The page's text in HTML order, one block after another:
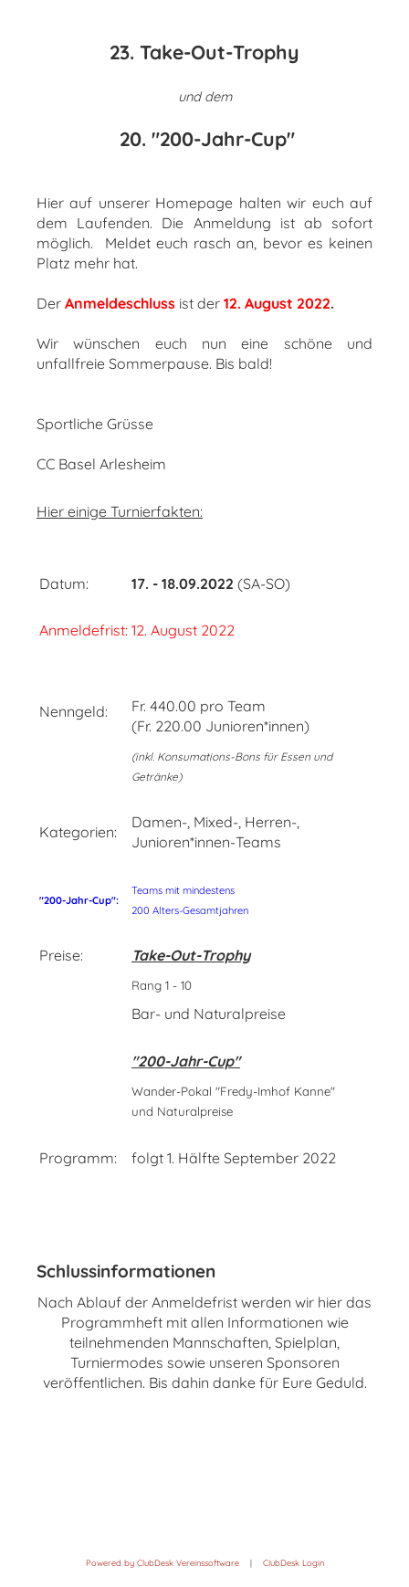
23. Take-Out-Trophy
und dem
20. "200-Jahr-Cup"
Hier auf unserer Homepage halten wir euch auf
dem Laufenden. Die Anmeldung ist ab sofort
möglich. Meldet euch rasch an, bevor es keinen
Platz mehr hat.
Der Anmeldeschluss ist der 12. August 2022.
Wir wünschen euch nun eine schöne und
unfallfreie Sommerpause. Bis bald!
Sportliche Grüsse
CC Basel Arlesheim
Hier einige Turnierfakten:
Datum: 17. - 18.09.2022 (SA-SO)
Anmeldefrist: 12. August 2022
Nenngeld:
Fr. 440.00 pro Team
(Fr. 220.00 Junioren*innen)
(inkl. Konsumations-Bons für Essen und
Getränke)
Kategorien:
Damen-, Mixed-, Herren-,
Junioren*innen-Teams
"200-Jahr-Cup":
Teams mit mindestens
200 Alters-Gesamtjahren
Preise: Take-Out-Trophy
Rang 1 - 10
Bar- und Naturalpreise
"200-Jahr-Cup"
Wander-Pokal "Fredy-Imhof Kanne"
und Naturalpreise
Programm: folgt 1. Hälfte September 2022
Schlussinformationen
Nach Ablauf der Anmeldefrist werden wir hier das
Programmheft mit allen Informationen wie
teilnehmenden Mannschaften, Spielplan,
Turniermodes sowie unseren Sponsoren
veröffentlichen. Bis dahin danke für Eure Geduld.
Powered by ClubDesk Vereinssoftware| ClubDesk Login